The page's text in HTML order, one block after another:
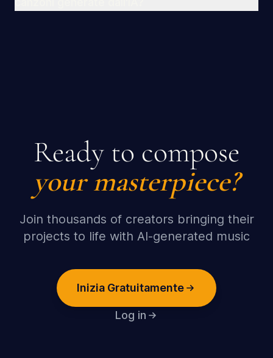
Ready to compose
your masterpiece?
Join thousands of creators bringing their
projects to life with AI-generated music
Inizia Gratuitamente
Log in